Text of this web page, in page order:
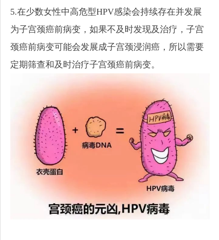
5.在少数女性中高危型HPV感染会持续存在并发展
为子宫颈癌前病变，如果不及时发现及治疗，子宫
颈癌前病变可能会发展成子宫颈浸润癌，所以需要
定期筛查和及时治疗子宫颈癌前病变。